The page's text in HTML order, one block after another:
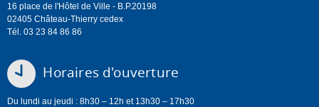
16 place de l'Hôtel de Ville - B.P.20198
02405 Château-Thierry cedex
Tél. 03 23 84 86 86
Horaires d'ouverture
Du lundi au jeudi : 8h30 – 12h et 13h30 – 17h30